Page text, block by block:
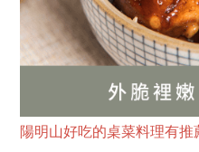
陽明山好吃的桌菜料理有推